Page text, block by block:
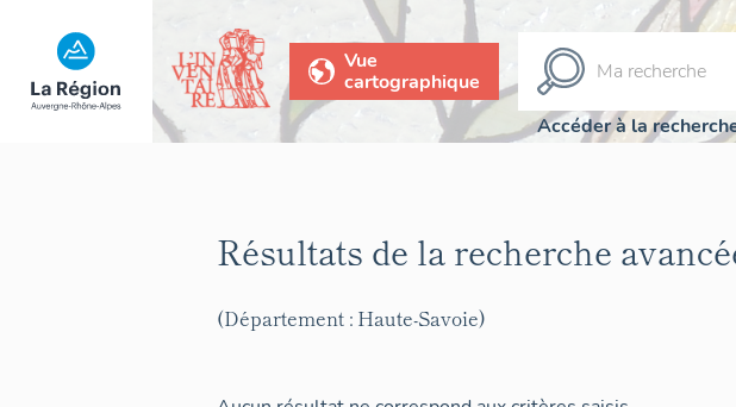
Vue
cartographique
Accéder à la
Résultats de la recherche
(Département : Haute-Savoie)